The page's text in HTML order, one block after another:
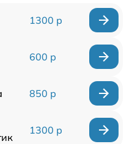
1300 р
600 р
850 р
1300 р